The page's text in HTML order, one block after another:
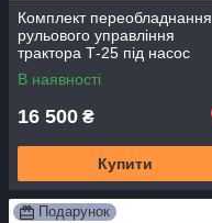
Комплект переобладнання
рульового управління
трактора Т-25 під насос
дозатор
В наявності
16 500 ₴
Купити
Подарунок